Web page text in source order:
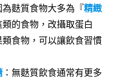
為麩質食物大多為『精緻
的食物，改攝取蛋白
食物，可以讓飲食習慣
：無麩質飲食通常有更多